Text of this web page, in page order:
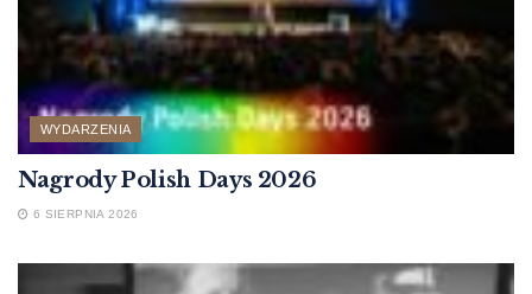
WYDARZENIA
Nagrody Polish Days 2026
6 SIERPNIA 2026